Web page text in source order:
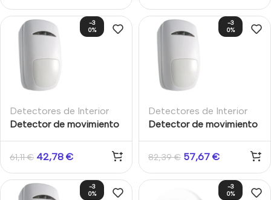
-3
0%
Detectores de Interior
Detector de movimiento
Cableado Tecnología Dual
15m Interior Aritech
61,11€ 42,78 €
-3
0%
Detectores de Interior
Detector de movimiento
Grado3 Tecnología Dual
15m Interior Antimasking
Aritech
82,39€ 57,67 €
-3
0%
-3
0%